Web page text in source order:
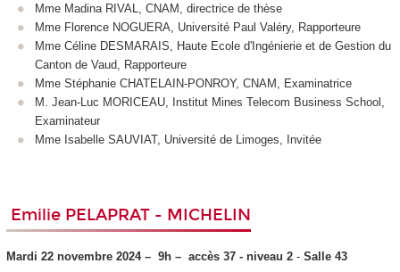
Mme Madina RIVAL, CNAM, directrice de thèse
Mme Florence NOGUERA, Université Paul Valéry, Rapporteure
Mme Céline DESMARAIS, Haute Ecole d'Ingénierie et de Gestion du
Canton de Vaud, Rapporteure
Mme Stéphanie CHATELAIN-PONROY, CNAM, Examinatrice
M. Jean-Luc MORICEAU, Institut Mines Telecom Business School,
Examinateur
Mme Isabelle SAUVIAT, Université de Limoges, Invitée
Emilie PELAPRAT - MICHELIN
Mardi 22 novembre 2024 –9h – accès 37 - niveau 2 - Salle 43